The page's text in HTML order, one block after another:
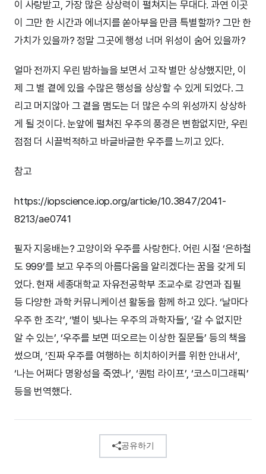
이 사랑받고, 가장 많은 상상력이 펼쳐지는 무대다. 과연 이곳
이 그만 한 시간과 에너지를 쏟아부을 만큼 특별할까? 그만 한
가치가 있을까? 정말 그곳에 행성 너머 위성이 숨어 있을까?
얼마 전까지 우린 밤하늘을 보면서 고작 별만 상상했지만, 이
제 그 별 곁에 있을 수많은 행성을 상상할 수 있게 되었다. 그
리고 머지않아 그 곁을 맴도는 더 많은 수의 위성까지 상상하
게 될 것이다. 눈앞에 펼쳐진 우주의 풍경은 변함없지만, 우린
점점 더 시끌벅적하고 바글바글한 우주를 느끼고 있다.
참고
https://iopscience.iop.org/article/10.3847/2041-
8213/ae0741
필자 지웅배는? 고양이와 우주를 사랑한다. 어린 시절 ‘은하철
도 999’를 보고 우주의 아름다움을 알리겠다는 꿈을 갖게 되
었다. 현재 세종대학교 자유전공학부 조교수로 강연과 집필
등 다양한 과학 커뮤니케이션 활동을 함께 하고 있다. ‘날마다
우주 한 조각’, ‘별이 빛나는 우주의 과학자들’, ‘갈 수 없지만
알 수 있는’, ‘우주를 보면 떠오르는 이상한 질문들’ 등의 책을
썼으며, ‘진짜 우주를 여행하는 히치하이커를 위한 안내서’,
‘나는 어쩌다 명왕성을 죽였나’, ‘퀀텀 라이프’, ‘코스미그래픽’
등을 번역했다.
공유하기